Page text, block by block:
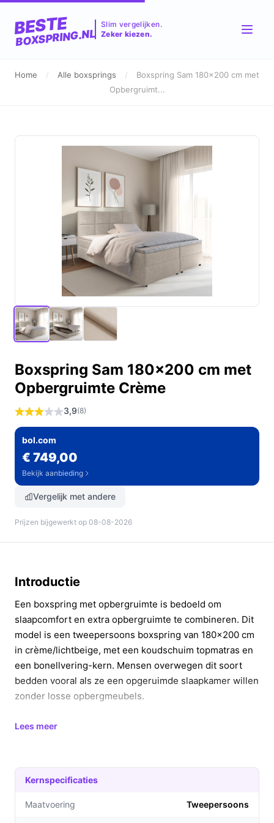
BESTE
BOXSPRING.NL
Slim vergelijken.
Zeker kiezen.
Home / Alle boxsprings /
Boxspring Sam 180x200 cm met
Opbergruimt...
Boxspring Sam 180x200 cm met
Opbergruimte Crème
3,9(8)
bol.com
€ 749,00
Bekijk aanbieding
Vergelijk met andere
Prijzen bijgewerkt op 08-08-2026
Introductie
Een boxspring met opbergruimte is bedoeld om
slaapcomfort en extra opbergruimte te combineren. Dit
model is een tweepersoons boxspring van 180x200 cm
in crème/lichtbeige, met een koudschuim topmatras en
een bonellvering-kern. Mensen overwegen dit soort
bedden vooral als ze een opgeruimde slaapkamer willen
zonder losse opbergmeubels.
In 20 seconden beslissen
meegeleverde koudschuim topper, en je voorkeur
uitgaat naar een stofbekleding in crème/lichtbeige.
Niet kopen als:
je meer draagtolerantie nodig hebt
Lees meer
Kernspecificaties
Maatvoering Tweepersoons